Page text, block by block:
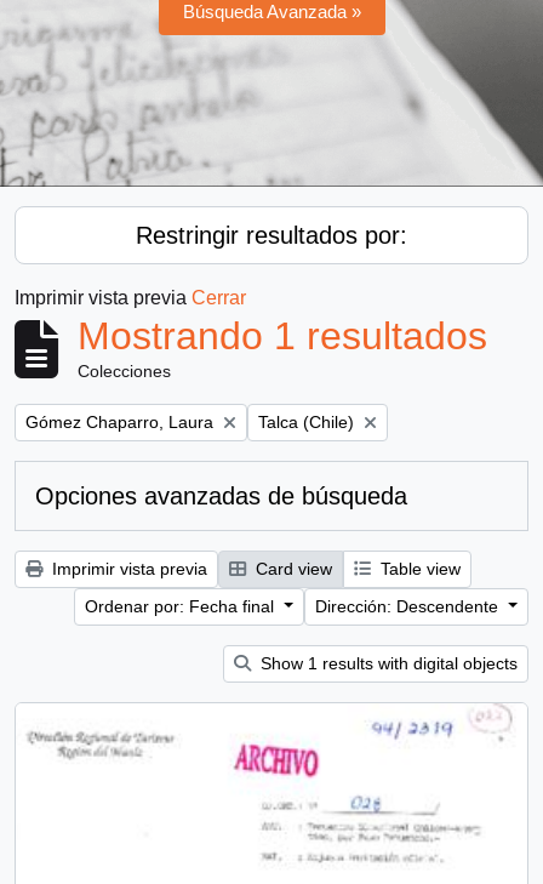
Búsqueda Avanzada »
Restringir resultados por:
Imprimir vista previa Cerrar
Mostrando 1 resultados
Colecciones
Remove filter:
Gómez Chaparro, Laura Remove filter:
Talca (Chile)
Opciones avanzadas de búsqueda
Imprimir vista previa Card view
Table view
Ordenar por: Fecha final
Dirección: Descendente
Show 1 results with digital objects